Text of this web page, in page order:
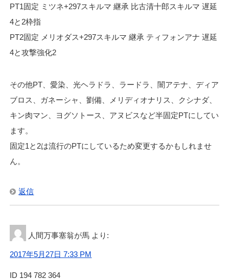
PT1固定 ミツネ+297スキルマ 継承 比古清十郎スキルマ 遅延
4と2枠指
PT2固定 メリオダス+297スキルマ 継承 ティフォンアナ 遅延
4と攻撃強化2
その他PT、愛染、光ヘラドラ、ラードラ、闇アテナ、ディア
ブロス、ガネーシャ、劉備、メリディオナリス、クシナダ、
キン肉マン、ヨグソトース、アヌビスなど半固定PTにしてい
ます。
固定1と2は流行のPTにしているため変更するかもしれませ
ん。
返信
人間万事塞翁が馬 より:
2017年5月27日 7:33 PM
ID 194 782 364